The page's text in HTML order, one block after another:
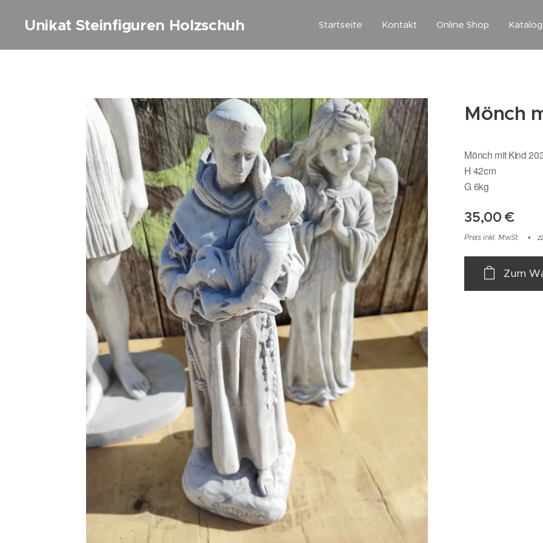
Unikat Steinfiguren Holzschuh Startseite Kontakt Online Shop
Mönch
Mönch mit Kind
H 42cm
G 6kg
35,00 €
Preis inkl. MwSt.
Zum